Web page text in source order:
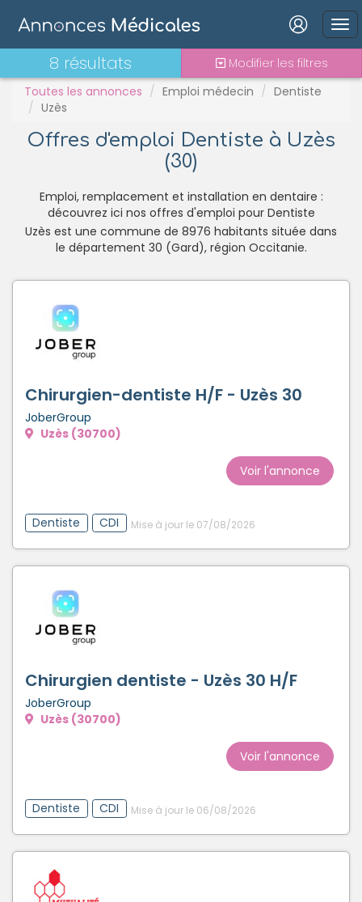
Connexion
Connexion
Se connecter avec Google
Toutes les annonces Emploi médecin
Dentiste
Uzès
8 résultats Modifier les filtres
PH
Stages - alternance
Statut TNS
Vacations
Offres d'emploi Dentiste à Uzès
(30)
Emploi, remplacement et installation en dentaire :
découvrez ici nos offres d'emploi pour Dentiste
Uzès est une commune de 8976 habitants située dans
le département 30 (Gard), région Occitanie.
Chirurgien-dentiste H/F - Uzès 30
JoberGroup
Uzès (30700)
Voir l'annonce
Dentiste CDI Mise à jour le 07/08/2026
Chirurgien dentiste - Uzès 30 H/F
JoberGroup
Uzès (30700)
Voir l'annonce
Dentiste CDI Mise à jour le 06/08/2026